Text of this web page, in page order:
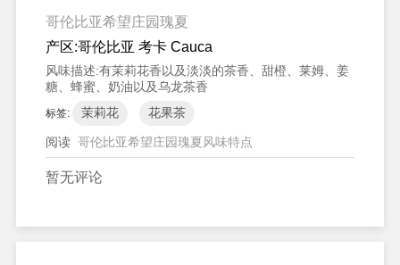
哥伦比亚希望庄园瑰夏
产区:哥伦比亚 考卡 Cauca
风味描述:有茉莉花香以及淡淡的茶香、甜橙、莱姆、姜
糖、蜂蜜、奶油以及乌龙茶香
标签: 茉莉花 花果茶
阅读 哥伦比亚希望庄园瑰夏风味特点
暂无评论